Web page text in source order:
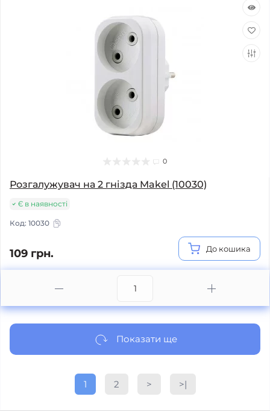
0
Розгалужувач на 2 гнізда Makel (10030)
Є в наявності
Код: 10030
109 грн. До кошика
Показати ще
1 2 > >|